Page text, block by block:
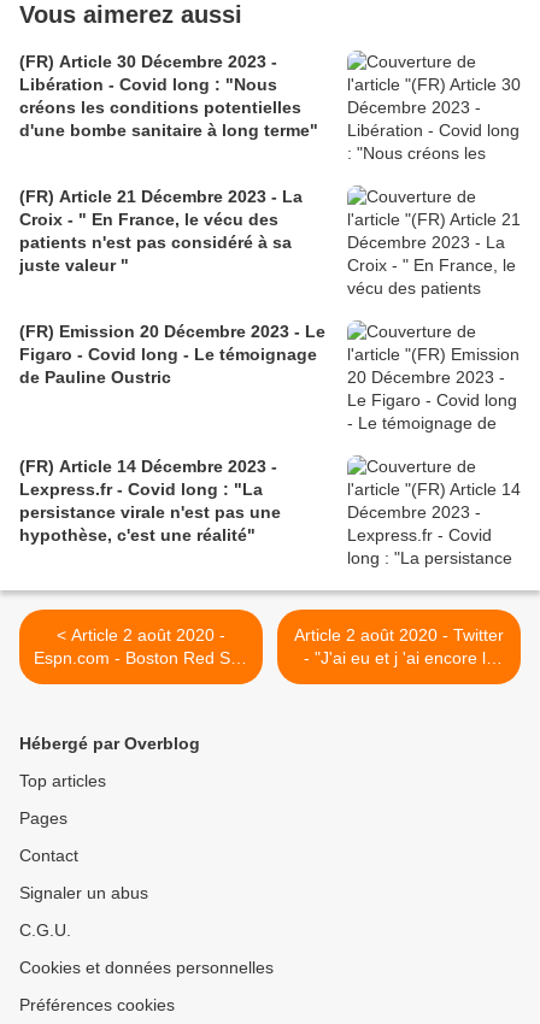
Vous aimerez aussi
(FR) Article 30 Décembre 2023 -
Libération - Covid long : "Nous
créons les conditions potentielles
d'une bombe sanitaire à long terme"
(FR) Article 21 Décembre 2023 - La
Croix - " En France, le vécu des
patients n'est pas considéré à sa
juste valeur "
(FR) Emission 20 Décembre 2023 - Le
Figaro - Covid long - Le témoignage
de Pauline Oustric
(FR) Article 14 Décembre 2023 -
Lexpress.fr - Covid long : "La
persistance virale n'est pas une
hypothèse, c'est une réalité"
< Article 2 août 2020 -
Espn.com - Boston Red Sox
pitcher Eduardo Rodriguez
Article 2 août 2020 - Twitter
- "J'ai eu et j 'ai encore le
covid version longue durée
Hébergé par Overblog
Top articles
Pages
Contact
Signaler un abus
C.G.U.
Cookies et données personnelles
Préférences cookies